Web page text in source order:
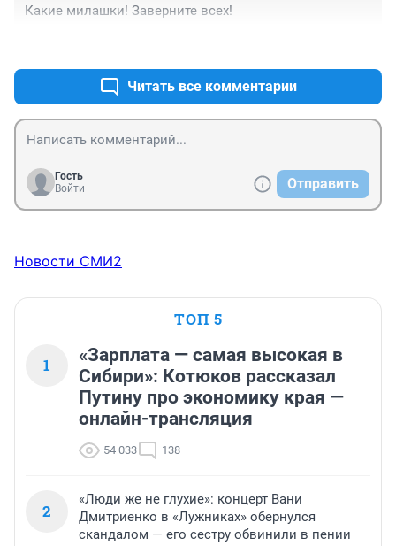
Какие милашки! Заверните всех!
Читать все комментарии
Гость
Войти
Отправить
Новости СМИ2
ТОП 5
1
«Зарплата — самая высокая в
Сибири»: Котюков рассказал
Путину про экономику края —
онлайн-трансляция
54 033 138
2
«Люди же не глухие»: концерт Вани
Дмитриенко в «Лужниках» обернулся
скандалом — его сестру обвинили в пении